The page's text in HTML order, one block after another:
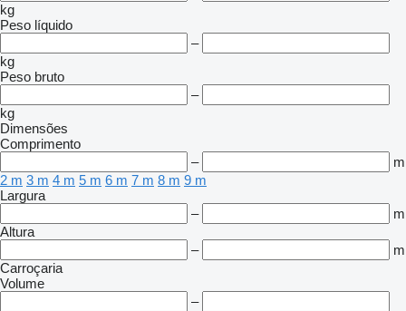
kg
Peso líquido
–
kg
Peso bruto
–
kg
Dimensões
Comprimento
–
m
2 m 3 m 4 m 5 m 6 m 7 m 8 m 9 m
Largura
–
m
Altura
–
m
Carroçaria
Volume
–